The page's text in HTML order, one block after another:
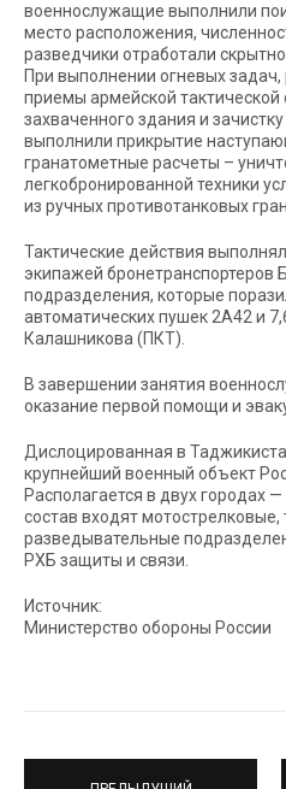
военнослужащие выполнили
место расположения,
разведчики отработали
При выполнении огневых
приемы армейской
захваченного здания и
выполнили прикрытие
гранатометные расчеты –
легкобронированной техники
из ручных противотанковых
Тактические действия
экипажей бронетранспортеров
подразделения, которые
автоматических пушек 2А42 и
Калашникова (ПКТ).
В завершении занятия
оказание первой помощи и
Дислоцированная в
крупнейший военный объект
Располагается в двух городах
состав входят
разведывательные
РХБ защиты и связи.
Источник:
Министерство обороны России